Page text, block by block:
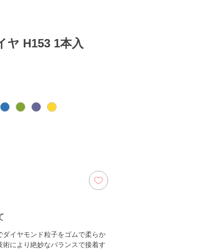
ヤ H153 1本入
ダイヤモンド粒子をゴムで柔らか
術により絶妙なバランスで接着す